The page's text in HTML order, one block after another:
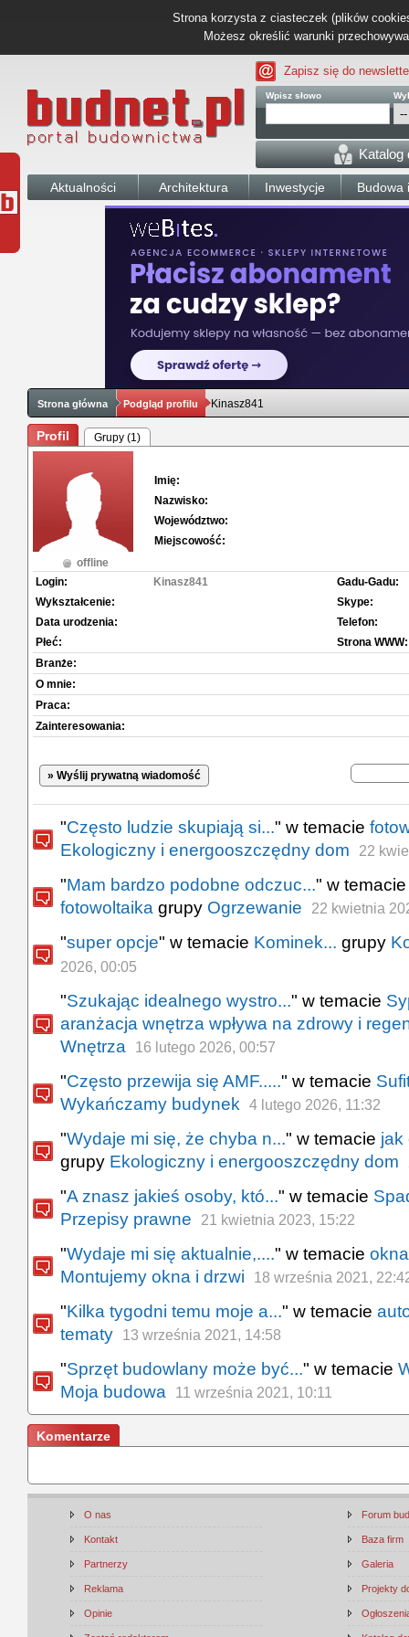
Strona korzysta z ciasteczek (plików
Możesz określić warunki
Zapisz się do
Wpisz słowo
Katalog
Aktualności Architektura Inwestycje Budowa
Strona główna Podgląd profilu Kinasz841
Profil Grupy (1)
offline
Imię:
Nazwisko:
Województwo:
Miejscowość:
Login:
Kinasz841
Wykształcenie:
Data urodzenia:
Płeć:
Gadu-Gadu:
Skype:
Telefon:
Strona WWW:
Branże:
O mnie:
Praca:
Zainteresowania:
» Wyślij prywatną wiadomość
"Często ludzie skupiają si..." w temacie
Ekologiczny i energooszczędny dom
22
"Mam bardzo podobne odczuc..." w
fotowoltaika grupy Ogrzewanie 22 kwietnia
"super opcje" w temacie Kominek... grupy
2026, 00:05
"Szukając idealnego wystro..." w temacie
aranżacja wnętrza wpływa na zdrowy i
Wnętrza
16 lutego 2026, 00:57
"Często przewija się AMF....." w temacie
Wykańczamy budynek
4 lutego 2026, 11:32
"Wydaje mi się, że chyba n..." w temacie jak
grupy Ekologiczny i energooszczędny dom
"A znasz jakieś osoby, któ..." w temacie
Przepisy prawne
21 kwietnia 2023, 15:22
"Wydaje mi się aktualnie,...." w temacie
Montujemy okna i drzwi
18 września 2021,
"Kilka tygodni temu moje a..." w temacie
tematy
13 września 2021, 14:58
"Sprzęt budowlany może być..." w temacie
Moja budowa
11 września 2021, 10:11
Komentarze
O nas
Kontakt
Partnerzy
Reklama
Opinie
Forum
Baza firm
Galeria
Projekty